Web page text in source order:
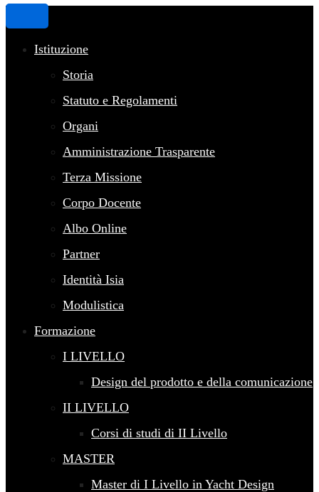
Istituzione
Storia
Statuto e Regolamenti
Organi
Amministrazione Trasparente
Terza Missione
Corpo Docente
Albo Online
Partner
Identità Isia
Modulistica
Formazione
I LIVELLO
Design del prodotto e della comunicazione
II LIVELLO
Corsi di studi di II Livello
MASTER
Master di I Livello in Yacht Design